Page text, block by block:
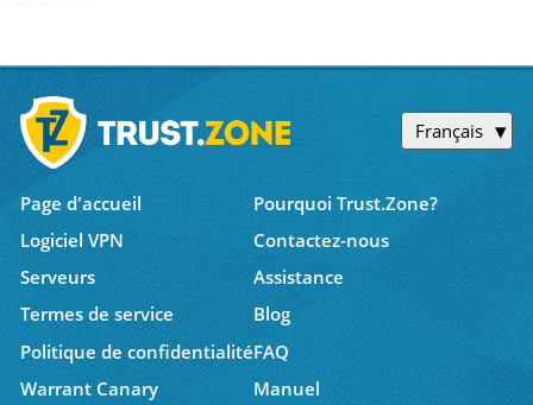
Français
Page d'accueil
Pourquoi Trust.Zone?
Logiciel VPN
Contactez-nous
Serveurs
Assistance
Termes de service
Blog
Politique de confidentialitéFAQ
Warrant Canary
Manuel